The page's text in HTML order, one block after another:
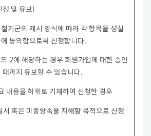
및 유보)
기군의 제시 양식에 따라 각 항목을 성실
동의함으로써 신청합니다.
2에 해당하는 경우 회원가입에 대한 승인
까지 유보할 수 있습니다.
내용을 허위로 기재하여 신청한 경우
혹은 미풍양속을 저해할 목적으로 신청